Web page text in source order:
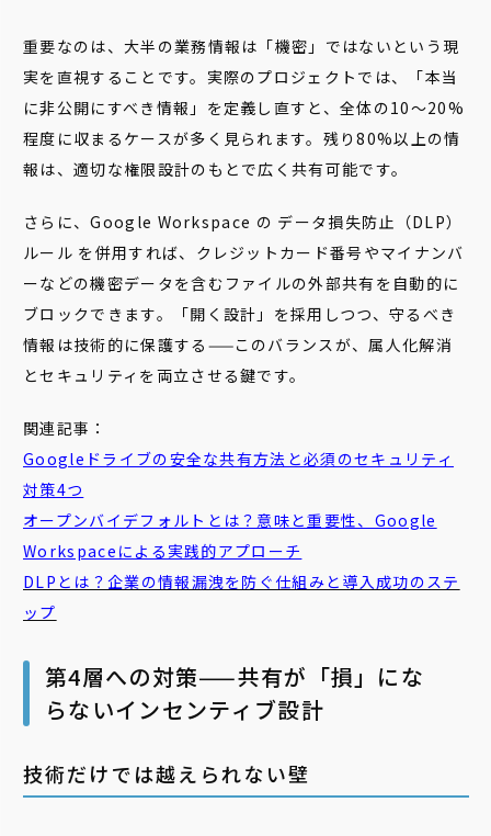
重要なのは、大半の業務情報は「機密」ではないという現
実を直視することです。実際のプロジェクトでは、「本当
に非公開にすべき情報」を定義し直すと、全体の10〜20%
程度に収まるケースが多く見られます。残り80%以上の情
報は、適切な権限設計のもとで広く共有可能です。
さらに、Google Workspace の データ損失防止（DLP）
ルール を併用すれば、クレジットカード番号やマイナンバ
ーなどの機密データを含むファイルの外部共有を自動的に
ブロックできます。「開く設計」を採用しつつ、守るべき
情報は技術的に保護する——このバランスが、属人化解消
とセキュリティを両立させる鍵です。
関連記事：
Googleドライブの安全な共有方法と必須のセキュリティ
対策4つ
オープンバイデフォルトとは？意味と重要性、Google
Workspaceによる実践的アプローチ
DLPとは？企業の情報漏洩を防ぐ仕組みと導入成功のステ
ップ
第4層への対策——共有が「損」にな
らないインセンティブ設計
技術だけでは越えられない壁